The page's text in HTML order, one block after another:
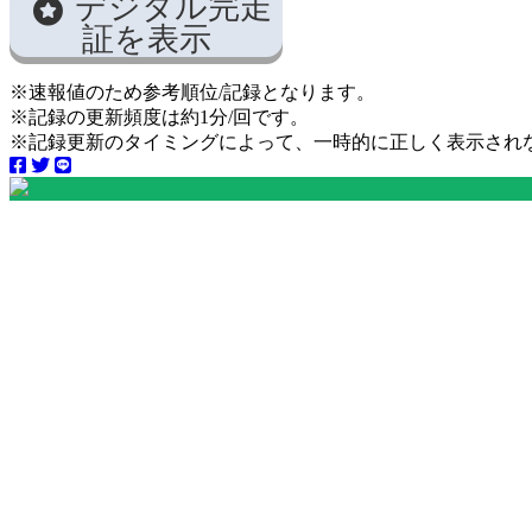
証を表示
※速報値のため参考順位/記録となります。
※記録の更新頻度は約1分/回です。
※記録更新のタイミングによって、一時的に正しく表示され